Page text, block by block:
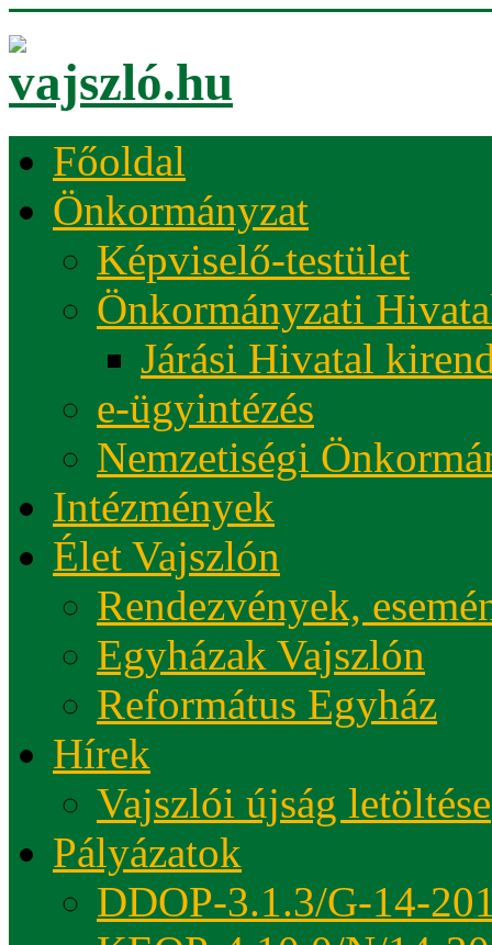
Főoldal
Önkormányzat
Képviselő-testület
Önkormányzati
Járási Hivatal
e-ügyintézés
Nemzetiségi
Intézmények
Élet Vajszlón
Rendezvények,
Egyházak Vajszlón
Református Egyház
Hírek
Vajszlói újság letöltése
Pályázatok
DDOP-3.1.3/G-14-